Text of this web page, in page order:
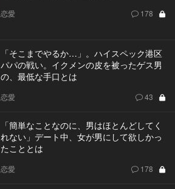
恋愛 178
「そこまでやるか…」。ハイスペック港区
パパの戦い。イクメンの皮を被ったゲス男
の、最低な手口とは
恋愛 43
「簡単なことなのに、男はほとんどしてく
れない」デート中、女が男にして欲しかっ
たこととは
恋愛 178